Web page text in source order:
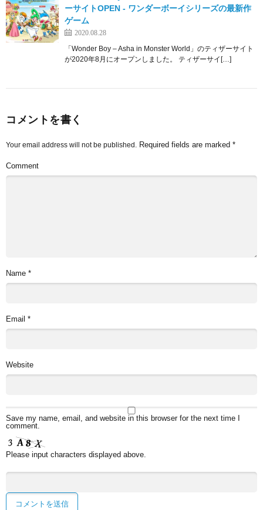
ーサイトOPEN ‐ ワンダーボーイシリーズの最新作
ゲーム
2020.08.28
「Wonder Boy – Asha in Monster World」のティザーサイト
が2020年8月にオープンしました。 ティザーサイ[…]
コメントを書く
Your email address will not be published. Required fields are marked *
Comment
Name *
Email *
Website
Save my name, email, and website in this browser for the next time I
comment.
Please input characters displayed above.